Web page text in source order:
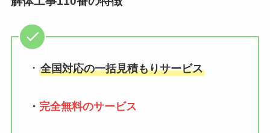
・ 全国対応の一括見積もりサービス
・ 完全無料のサービス